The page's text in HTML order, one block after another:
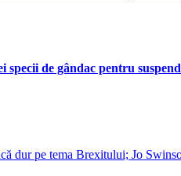
specii de gândac pentru
dur pe tema Brexitului; Jo